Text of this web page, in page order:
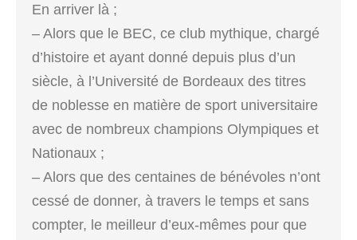
En arriver là ;
– Alors que le BEC, ce club mythique, chargé
d’histoire et ayant donné depuis plus d’un
siècle, à l’Université de Bordeaux des titres
de noblesse en matière de sport universitaire
avec de nombreux champions Olympiques et
Nationaux ;
– Alors que des centaines de bénévoles n’ont
cessé de donner, à travers le temps et sans
compter, le meilleur d’eux-mêmes pour que